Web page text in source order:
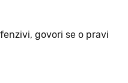
govori se o pravi